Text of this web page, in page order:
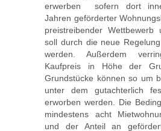
erwerben  sofern dort
Jahren geförderter
preistreibender Wettbewerb
soll durch die neue
werden. Außerdem
Kaufpreis in Höhe der
Grundstücke können so um
unter dem gutachterlich
erworben werden. Die
mindestens acht
und der Anteil an